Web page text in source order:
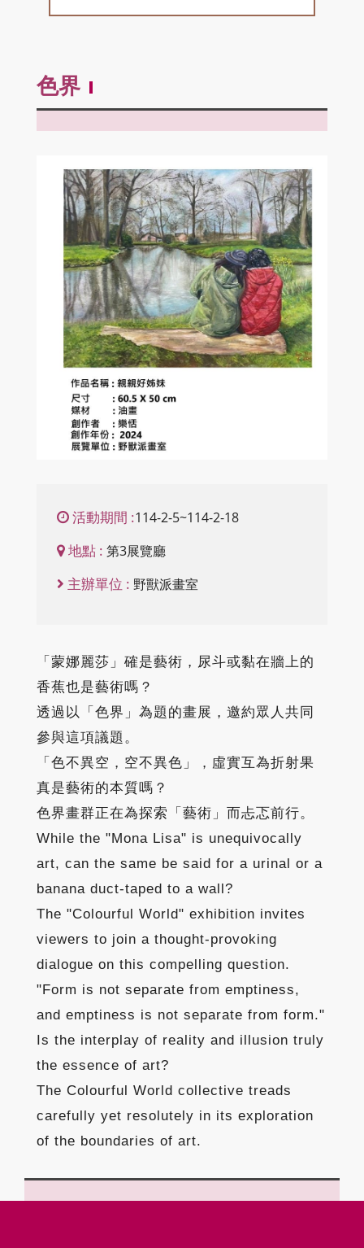
色界
活動期間 :114-2-5~114-2-18
地點 : 第3展覽廳
主辦單位 : 野獸派畫室
「蒙娜麗莎」確是藝術，尿斗或黏在牆上的
香蕉也是藝術嗎？
透過以「色界」為題的畫展，邀約眾人共同
參與這項議題。
「色不異空，空不異色」，虛實互為折射果
真是藝術的本質嗎？
色界畫群正在為探索「藝術」而忐忑前行。
While the "Mona Lisa" is unequivocally
art, can the same be said for a urinal or a
banana duct-taped to a wall?
The "Colourful World" exhibition invites
viewers to join a thought-provoking
dialogue on this compelling question.
"Form is not separate from emptiness,
and emptiness is not separate from form."
Is the interplay of reality and illusion truly
the essence of art?
The Colourful World collective treads
carefully yet resolutely in its exploration
of the boundaries of art.